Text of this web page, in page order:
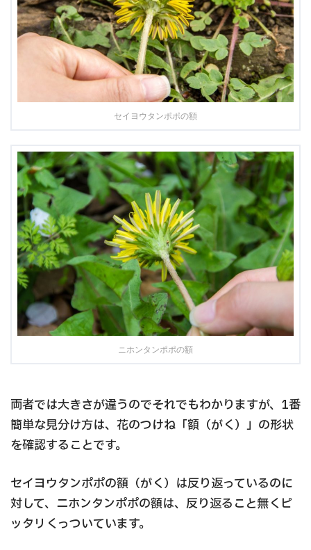
セイヨウタンポポの額
ニホンタンポポの額
両者では大きさが違うのでそれでもわかりますが、1番
簡単な見分け方は、花のつけね「額（がく）」の形状
を確認することです。
セイヨウタンポポの額（がく）は反り返っているのに
対して、ニホンタンポポの額は、反り返ること無くピ
ッタリくっついています。